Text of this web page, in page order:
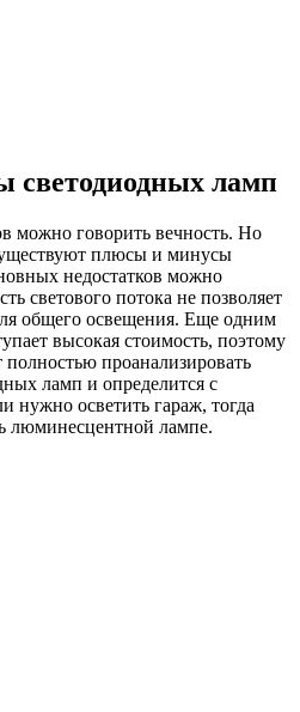
ламп
можно говорить вечность. Но
плюсы и минусы
недостатков можно
светового потока не позволяет
общего освещения. Еще одним
высокая стоимость, поэтому
проанализировать
ламп и определится с
нужно осветить гараж, тогда
люминесцентной лампе.